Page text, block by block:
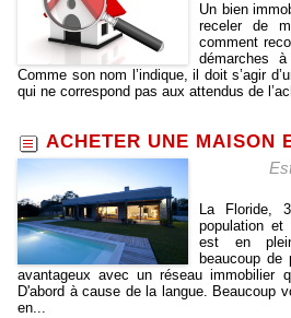
Un bien
receler de
comment
démarches
Comme son nom l’indique, il doit s’agir
qui ne correspond pas aux attendus de
ACHETER UNE MAISON
La Floride,
population et
est en
beaucoup de
avantageux avec un réseau immobilier
D'abord à cause de la langue. Beaucoup
en...